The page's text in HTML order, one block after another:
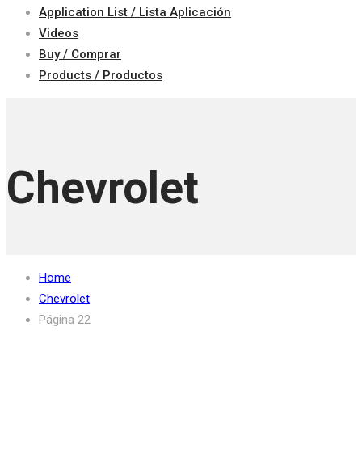
Application List / Lista Aplicación
Videos
Buy / Comprar
Products / Productos
Chevrolet
Home
Chevrolet
Página 22